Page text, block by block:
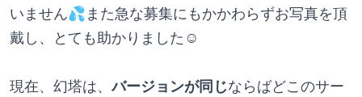
いません💦また急な募集にもかかわらずお写真を頂
戴し、とても助かりました☺
現在、幻塔は、バージョンが同じならばどこのサー